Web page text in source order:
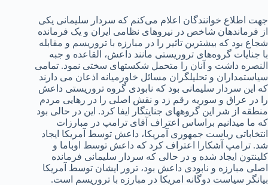
جهت اطلاع خوانندگان اعلام می‌کنم که سردار سلیمانی یکی
از فرماندهان شاخص در نیروهای نظامی ایران و یک فرمانده
شجاع بود که بیشترین تاثیر را در مبارزه با تروریسم و مقابله
با جنایات گروه‌های تروریستی مانند داعش، القاعده و جبه
النصره داشت و آنان را متحمل شکست­های سختی نمود. تمامی
سیاستمداران و تحلیلگران مسائل خاورمیانه اذعان می دارند
که این سردار سلیمانی بود که نابودی گروه تروریستی داعش
را در عراق و سوریه رقم زد و نقش اصلی را در رهایی مردم
منطقه از شر این گروه­های جنایتگار ایفا کرد. این در حالی بود
که ما می­دانیم براساس اعتراف آقای ترامپ در مبارزات
انتخاباتی ریاست جمهوری آمریکا، داعش توسط آمریکا ایجاد
شد. ترامپ آشکارا اعتراف کرد که داعش توسط اوباما و
کلینتون ایجاد شده و در حالی که سردار سلیمانی فرمانده
اصلی مبارزه و نابودی داعش بود، ترور ایشان توسط آمریکا
بیانگر سیاست دوگانه امریکا در مبارزه با تروریسم است.